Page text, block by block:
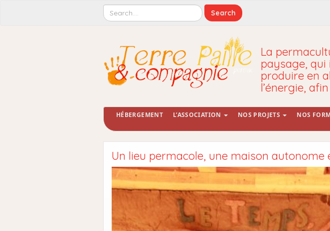
La
paysage,
produire en
l’énergie,
HÉBERGEMENT L’ASSOCIATION NOS PROJETS NOS
Un lieu permacole, une maison autonome